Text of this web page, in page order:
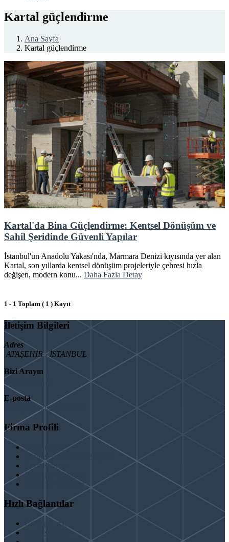
Kartal güçlendirme
Ana Sayfa
Kartal güçlendirme
Kartal'da Bina Güçlendirme: Kentsel Dönüşüm ve
Sahil Şeridinde Güvenli Yapılar
İstanbul'un Anadolu Yakası'nda, Marmara Denizi kıyısında yer alan
Kartal, son yıllarda kentsel dönüşüm projeleriyle çehresi hızla
değişen, modern konu... Daha Fazla Detay
1 - 1 Toplam ( 1 ) Kayıt
İletişim Bilgileri
Adres
ATAŞEHİR - İSTANBUL
Bizi Arayın
E-posta
info@binaguclendir.com
Firma Profili
Hakkımızda
Hizmet Verdiğimiz Bölgeler
Paydaşlarımız
İş Birliği Teklifleri
Şartlar ve Koşullar
Hızlı Bağlantılar
Güçlendirme
Hizmetlerimiz